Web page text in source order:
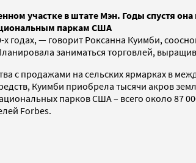
участке в штате Мэн. Годы спустя
паркам США
— говорит Роксанна Куимби,
заниматься торговлей,
с продажами на сельских ярмарках в
Куимби приобрела тысячи акров
парков США – всего около 87
Forbes.